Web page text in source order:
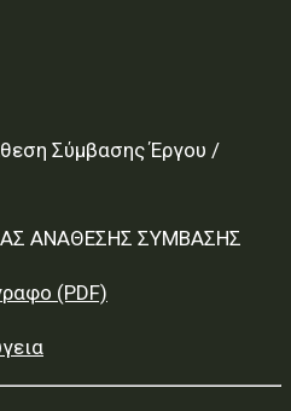
Σύμβασης Έργου /
ΑΝΑΘΕΣΗΣ ΣΥΜΒΑΣΗΣ
(PDF)